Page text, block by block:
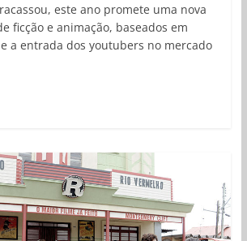
este ano promete uma nova
ficção e animação, baseados em
e a entrada dos youtubers no mercado